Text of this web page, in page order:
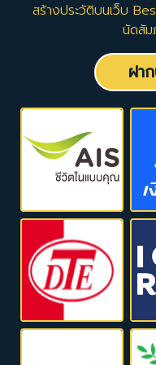
สร้างประวัติบนเว็บ
นัดสั
ฝา